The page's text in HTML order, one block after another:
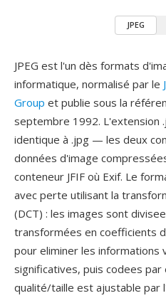
JPEG
JPEG est l'un dès formats
informatique, normalisé par le
Group et publie sous la
septembre 1992. L'extension
identique à .jpg — les deux
données d'image
conteneur JFIF où Exif. Le
avec perte utilisant la
(DCT) : les images sont
transformées en coefficients
pour eliminer les informations
significatives, puis codees
qualité/taille est ajustable par